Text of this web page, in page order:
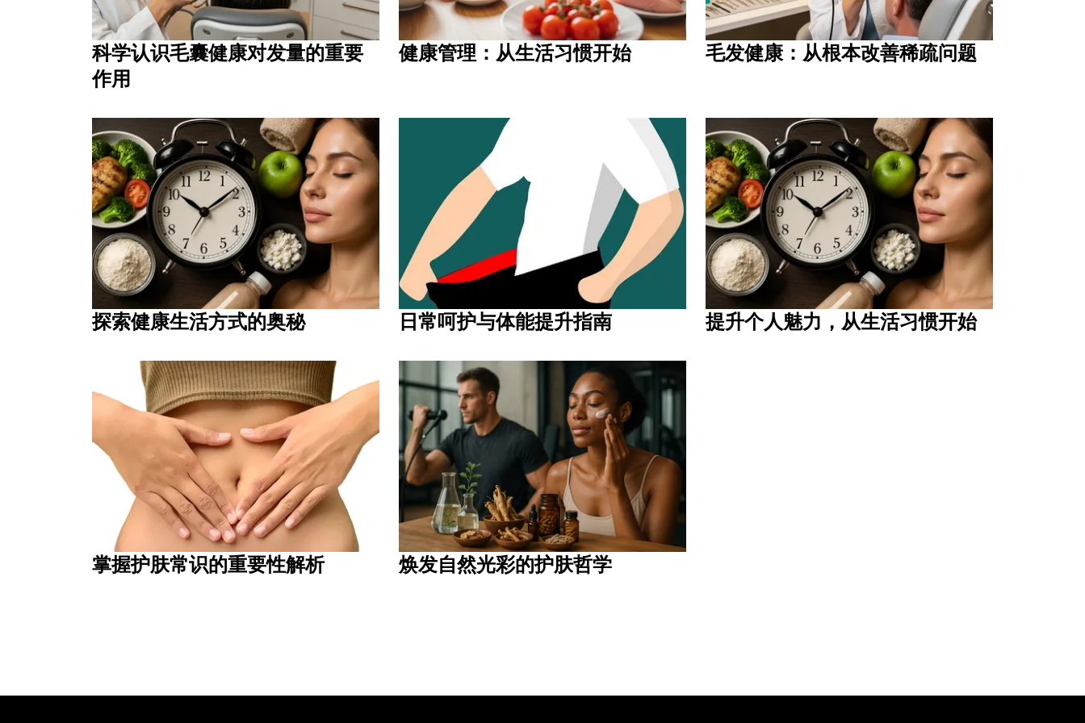
科学认识毛囊健康对发量的重要
作用
健康管理：从生活习惯开始 毛发健康：从根本改善稀疏问题
探索健康生活方式的奥秘 日常呵护与体能提升指南 提升个人魅力，从生活习惯开始
掌握护肤常识的重要性解析 焕发自然光彩的护肤哲学